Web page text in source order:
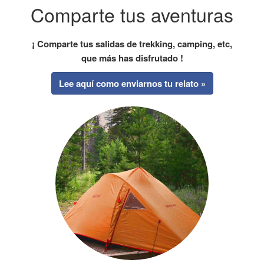
Comparte tus aventuras
¡ Comparte tus salidas de trekking, camping, etc,
que más has disfrutado !
Lee aquí como enviarnos tu relato »